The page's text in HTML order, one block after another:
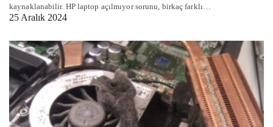
kaynaklanabilir. HP laptop açılmıyor sorunu, birkaç farklı…
25 Aralık 2024